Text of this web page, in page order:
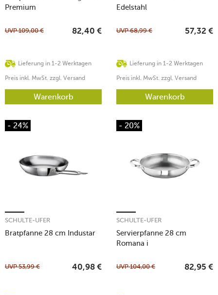
Premium
Lieferung in 1-2 Werktagen
UVP109,00 € 82,40 €
Preis inkl. MwSt. zzgl. Versand
Warenkorb
Edelstahl
Lieferung in 1-2 Werktagen
UVP68,99 € 57,32 €
Preis inkl. MwSt. zzgl. Versand
Warenkorb
- 24%
Bratpfanne 28 cm Industar
SCHULTE-UFER
UVP53,99 € 40,98 €
- 20%
Servierpfanne 28 cm
Romana i
SCHULTE-UFER
UVP104,00 € 82,95 €